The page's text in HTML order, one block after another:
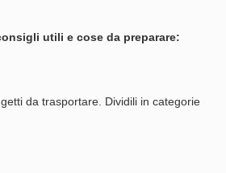
utili e cose da preparare:
da trasportare. Dividili in categorie